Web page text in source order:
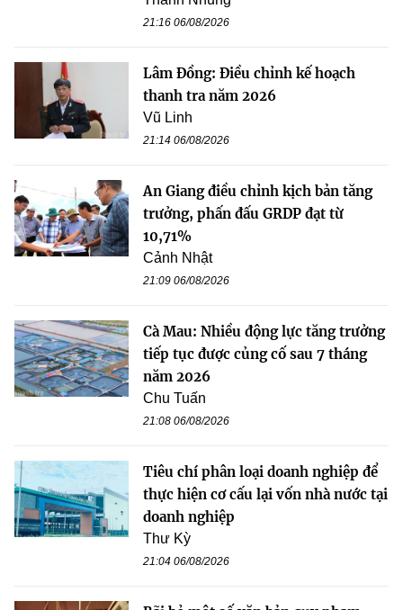
21:16 06/08/2026
Lâm Đồng: Điều chỉnh kế hoạch
thanh tra năm 2026
Vũ Linh
21:14 06/08/2026
An Giang điều chỉnh kịch bản tăng
trưởng, phấn đấu GRDP đạt từ
10,71%
Cảnh Nhật
21:09 06/08/2026
Cà Mau: Nhiều động lực tăng trưởng
tiếp tục được củng cố sau 7 tháng
năm 2026
Chu Tuấn
21:08 06/08/2026
Tiêu chí phân loại doanh nghiệp để
thực hiện cơ cấu lại vốn nhà nước tại
doanh nghiệp
Thư Kỳ
21:04 06/08/2026